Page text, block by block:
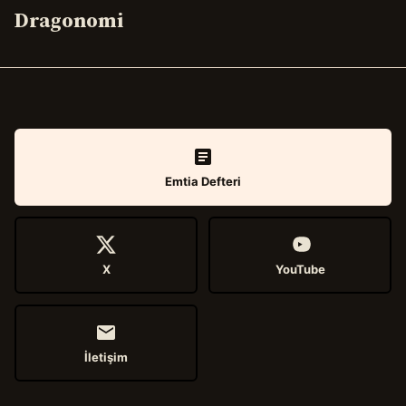
Dragonomi
Emtia Defteri
X YouTube
İletişim